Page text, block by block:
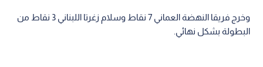
وخرج فريقا النهضة العماني 7 نقاط وسلام زغرتا اللبناني 3 نقاط من
البطولة بشكل نهائي.